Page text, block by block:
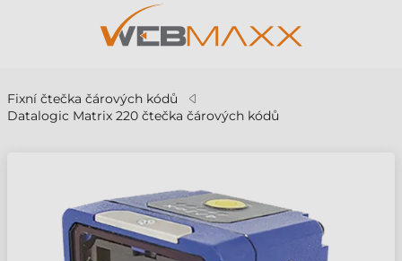
Fixní čtečka čárových kódů
Datalogic Matrix 220 čtečka čárových kódů